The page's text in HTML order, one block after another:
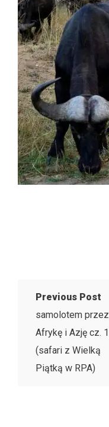
Previous Post
samolotem przez
Afrykę i Azję cz. 1
(safari z Wielką
Piątką w RPA)